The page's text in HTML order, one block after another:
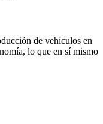
de vehículos en
lo que en sí mismo